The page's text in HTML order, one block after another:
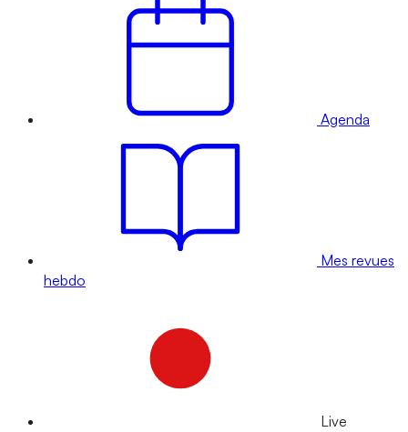
Agenda
Mes revues
hebdo
Live